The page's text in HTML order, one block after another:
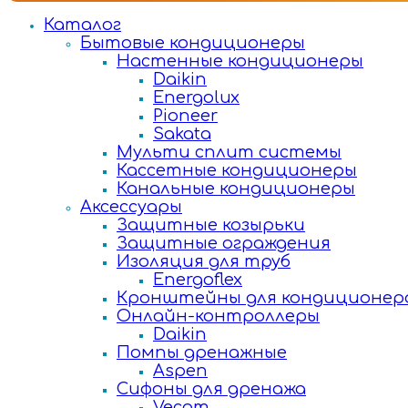
Каталог
Бытовые кондиционеры
Настенные кондиционеры
Daikin
Energolux
Pioneer
Sakata
Мульти сплит системы
Кассетные кондиционеры
Канальные кондиционеры
Аксессуары
Защитные козырьки
Защитные ограждения
Изоляция для труб
Energoflex
Кронштейны для
Онлайн-контроллеры
Daikin
Помпы дренажные
Aspen
Сифоны для дренажа